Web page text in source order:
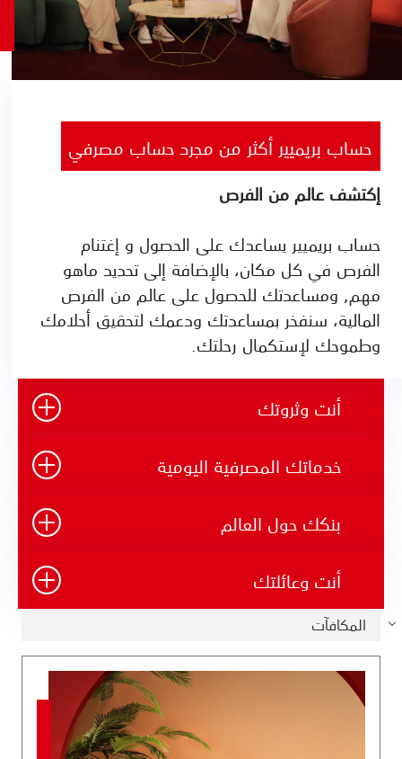
حساب بريميير أكثر من مجرد حساب مصرفي
إكتشف عالم من الفرص
حساب بريميير يساعدك على الحصول و إغتنام
الفرص في كل مكان، بالإضافة إلى تحديد ماهو
مهم, ومساعدتك للحصول على عالم من الفرص
المالية، سنفخر بمساعدتك ودعمك لتحقيق أحلامك
وطموحك لإستكمال رحلتك.
أنت وثروتك
خدماتك المصرفية اليومية
بنكك حول العالم
أنت وعائلتك
المكافآت